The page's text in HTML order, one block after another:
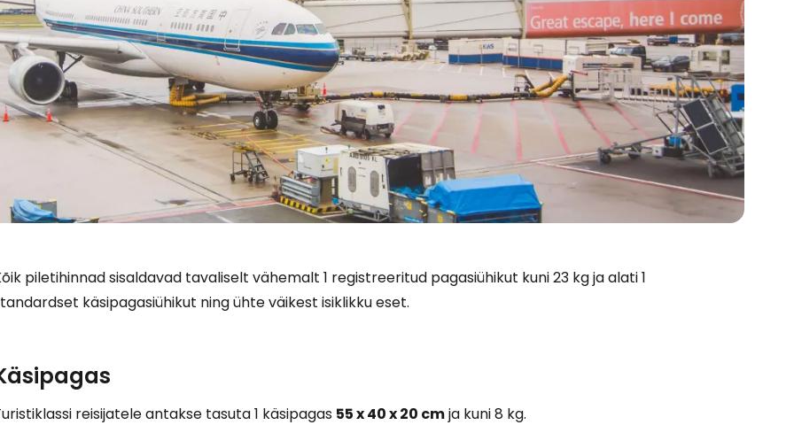
piletihinnad sisaldavad tavaliselt vähemalt 1 registreeritud pagasiühikut kuni 23 kg ja alati 1
käsipagasiühikut ning ühte väikest isiklikku eset.
reisijatele antakse tasuta 1 käsipagas 55 x 40 x 20 cmja kuni 8 kg.